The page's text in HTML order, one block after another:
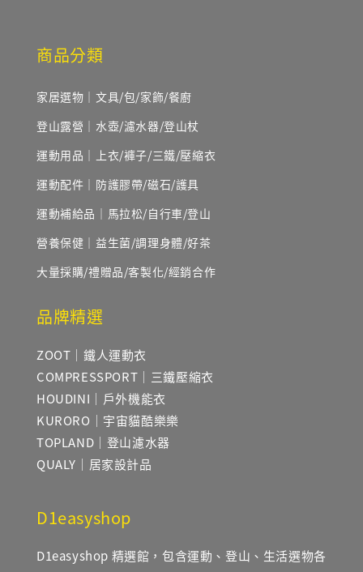
商品分類
家居選物｜文具/包/家飾/餐廚
登山露營｜水壺/濾水器/登山杖
運動用品｜上衣/褲子/三鐵/壓縮衣
運動配件｜防護膠帶/磁石/護具
運動補給品｜馬拉松/自行車/登山
營養保健｜益生菌/調理身體/好茶
大量採購/禮贈品/客製化/經銷合作
品牌精選
ZOOT｜鐵人運動衣
COMPRESSPORT｜三鐵壓縮衣
HOUDINI｜戶外機能衣
KURORO｜宇宙貓酷樂樂
TOPLAND｜登山濾水器
QUALY｜居家設計品
D1easyshop
D1easyshop 精選館，包含運動、登山、生活選物各